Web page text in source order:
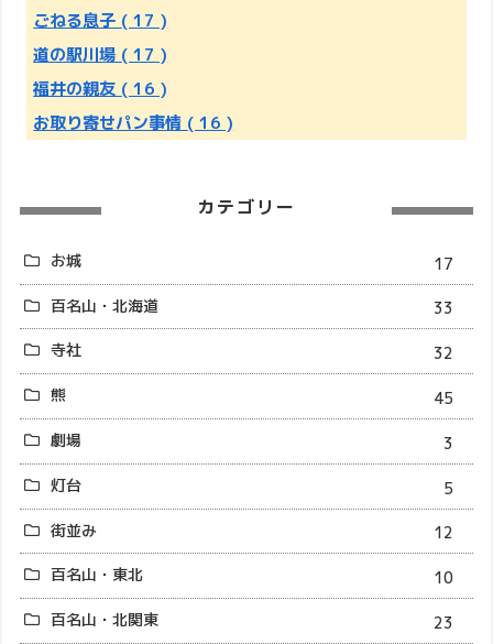
ごねる息子 ( 17 )
道の駅川場 ( 17 )
福井の親友 ( 16 )
お取り寄せパン事情 ( 16 )
カテゴリー
お城
17
百名山・北海道
33
寺社
32
熊
45
劇場
3
灯台
5
街並み
12
百名山・東北
10
百名山・北関東
23